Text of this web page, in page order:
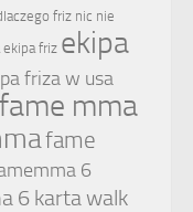
friz nic nie
ekipa friz ekipa
friza w usa
fame mma
fame
6
6 karta walk